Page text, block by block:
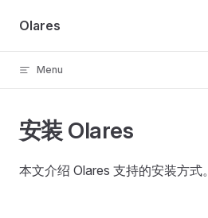
Skip to content
Olares
Menu
安装 Olares
本文介绍 Olares 支持的安装方式。